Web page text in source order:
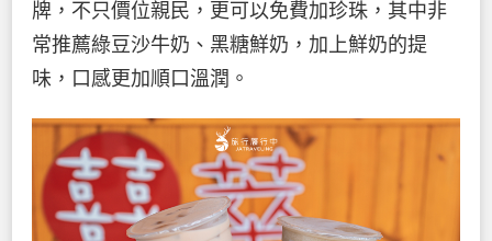
牌，不只價位親民，更可以免費加珍珠，其中非
常推薦綠豆沙牛奶、黑糖鮮奶，加上鮮奶的提
味，口感更加順口溫潤。